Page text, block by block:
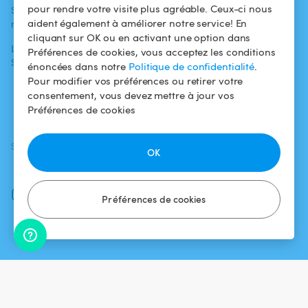
pour rendre votre visite plus agréable. Ceux-ci nous
aident également à améliorer notre service! En
cliquant sur OK ou en activant une option dans
Préférences de cookies, vous acceptez les conditions
énoncées dans notre Politique de confidentialité.
Pour modifier vos préférences ou retirer votre
consentement, vous devez mettre à jour vos
Préférences de cookies
Préférences de cookies
OK
Swimmy dans les
médias
L'aventure
Swimmy
Pour les
propriétaires
Louer ma piscine
Comment ça
marche ?
Conditions
d'utilisation
Politique de
confidentialité
Mentions légales
SUIVEZ-NOUS
Facebook
Instagram